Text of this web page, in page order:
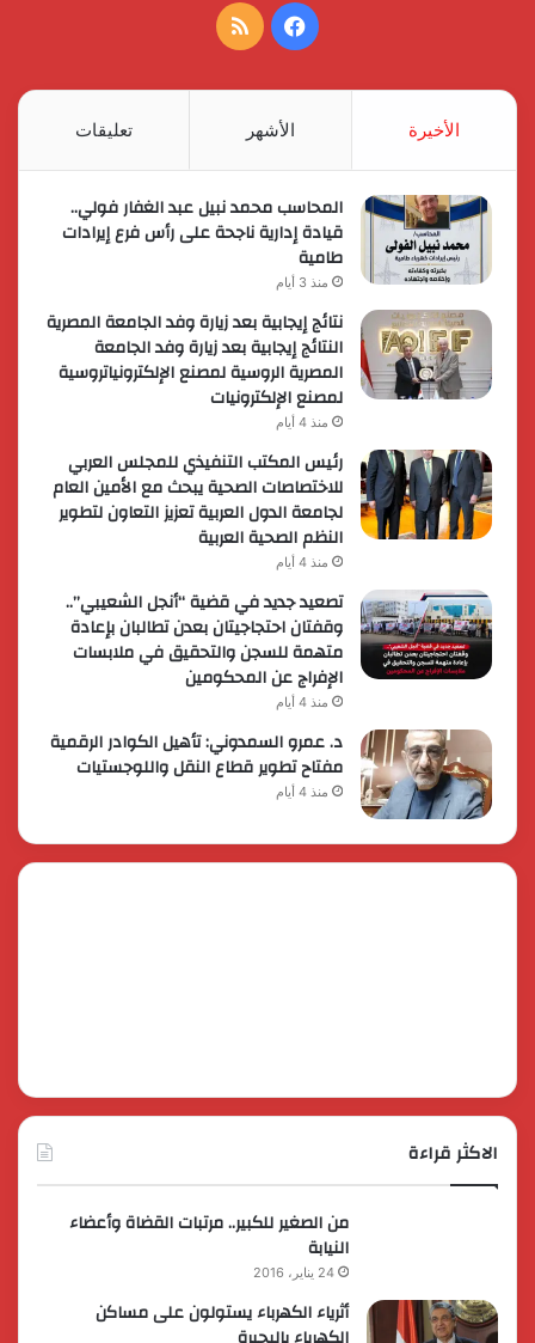
فيسبوكملخص
الأخيرة الأشهر تعليقات
المحاسب محمد نبيل عبد الغفار فولي..
قيادة إدارية ناجحة على رأس فرع إيرادات
طامية
منذ 3 أيام
نتائج إيجابية بعد زيارة وفد الجامعة المصرية
النتائج إيجابية بعد زيارة وفد الجامعة
المصرية الروسية لمصنع الإلكترونياتروسية
لمصنع الإلكترونيات
منذ 4 أيام
رئيس المكتب التنفيذي للمجلس العربي
للاختصاصات الصحية يبحث مع الأمين العام
لجامعة الدول العربية تعزيز التعاون لتطوير
النظم الصحية العربية
منذ 4 أيام
تصعيد جديد في قضية “أنجل الشعيبي”..
وقفتان احتجاجيتان بعدن تطالبان بإعادة
متهمة للسجن والتحقيق في ملابسات
الإفراج عن المحكومين
منذ 4 أيام
د. عمرو السمدوني: تأهيل الكوادر الرقمية
مفتاح تطوير قطاع النقل واللوجستيات
منذ 4 أيام
الاكثر قراءة
من الصغير للكبير.. مرتبات القضاة وأعضاء
النيابة
24 يناير، 2016
أثرياء الكهرباء يستولون على مساكن